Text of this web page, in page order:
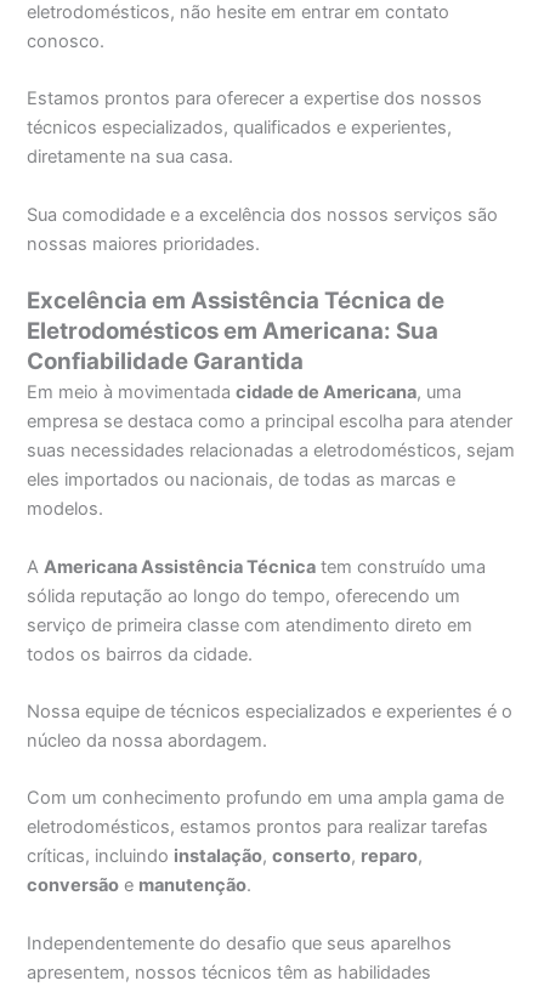
eletrodomésticos, não hesite em entrar em contato
conosco.
Estamos prontos para oferecer a expertise dos nossos
técnicos especializados, qualificados e experientes,
diretamente na sua casa.
Sua comodidade e a excelência dos nossos serviços são
nossas maiores prioridades.
Excelência em Assistência Técnica de
Eletrodomésticos em Americana: Sua
Confiabilidade Garantida
Em meio à movimentadacidade de Americana, uma
empresa se destaca como a principal escolha para atender
suas necessidades relacionadas a eletrodomésticos, sejam
eles importados ou nacionais, de todas as marcas e
modelos.
A Americana Assistência Técnica tem construído uma
sólida reputação ao longo do tempo, oferecendo um
serviço de primeira classe com atendimento direto em
todos os bairros da cidade.
Nossa equipe de técnicos especializados e experientes é o
núcleo da nossa abordagem.
Com um conhecimento profundo em uma ampla gama de
eletrodomésticos, estamos prontos para realizar tarefas
críticas, incluindo instalação,conserto, reparo,
conversão e manutenção.
Independentemente do desafio que seus aparelhos
apresentem, nossos técnicos têm as habilidades